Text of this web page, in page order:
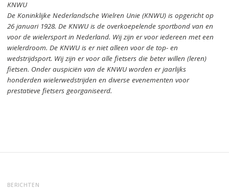
KNWU
De Koninklijke Nederlandsche Wielren Unie (KNWU) is opgericht op
26 januari 1928. De KNWU is de overkoepelende sportbond van en
voor de wielersport in Nederland. Wij zijn er voor iedereen met een
wielerdroom. De KNWU is er niet alleen voor de top- en
wedstrijdsport. Wij zijn ervoor alle fietsers die beter willen (leren)
fietsen. Onder auspiciën van de KNWU worden er jaarlijks
honderden wielerwedstrijden en diverse evenementen voor
prestatieve fietsers georganiseerd.
BERICHTEN